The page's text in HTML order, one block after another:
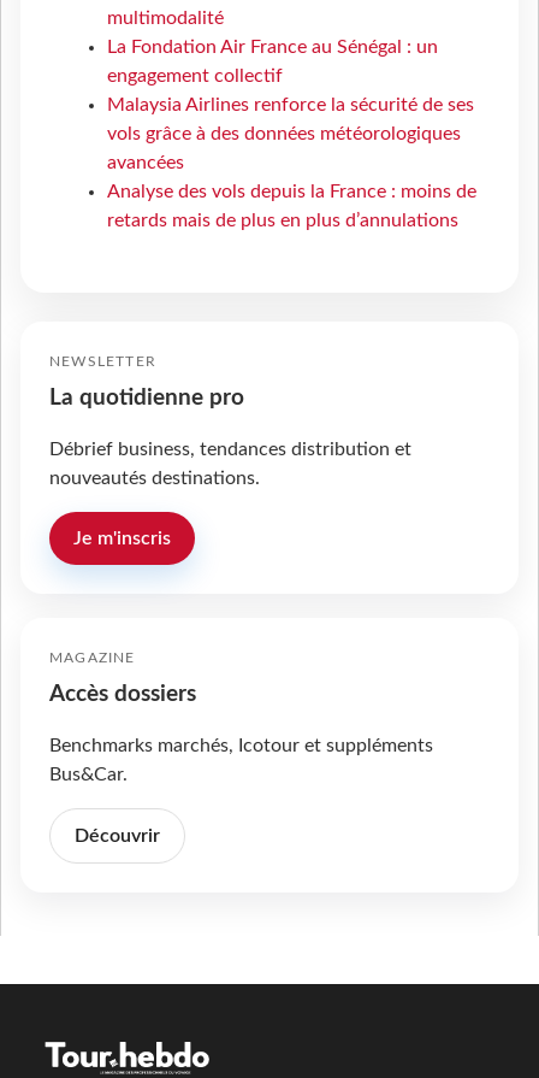
multimodalité
La Fondation Air France au Sénégal : un
engagement collectif
Malaysia Airlines renforce la sécurité de ses
vols grâce à des données météorologiques
avancées
Analyse des vols depuis la France : moins de
retards mais de plus en plus d’annulations
NEWSLETTER
La quotidienne pro
Débrief business, tendances distribution et
nouveautés destinations.
Je m'inscris
MAGAZINE
Accès dossiers
Benchmarks marchés, Icotour et suppléments
Bus&Car.
Découvrir